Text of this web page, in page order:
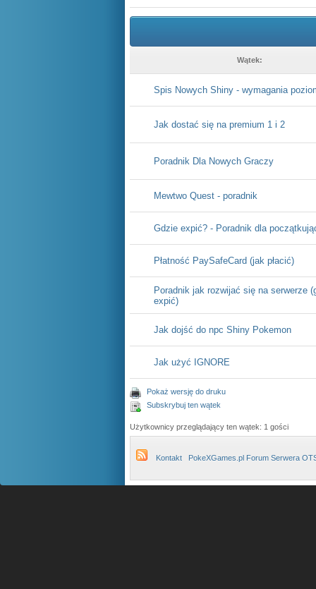
Wątek:
Spis Nowych Shiny - wymagania
Jak dostać się na premium 1 i 2
Poradnik Dla Nowych Graczy
Mewtwo Quest - poradnik
Gdzie expić? - Poradnik dla
Płatność PaySafeCard (jak płacić)
Poradnik jak rozwijać się na serwerze
expić)
Jak dojść do npc Shiny Pokemon
Jak użyć IGNORE
Pokaż wersję do druku
Subskrybuj ten wątek
Użytkownicy przeglądający ten wątek: 1 gości
Kontakt PokeXGames.pl Forum Serwera